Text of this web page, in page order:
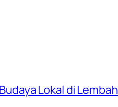
Lokal di Lembah